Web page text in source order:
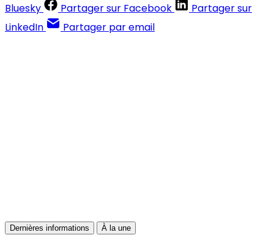
Bluesky
Partager sur Facebook
Partager sur
LinkedIn
Partager par email
Dernières informations À la une